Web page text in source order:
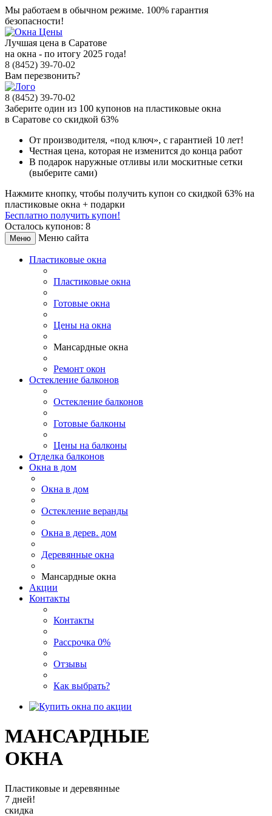
Мы работаем в обычном режиме. 100% гарантия
безопасности!
Лучшая цена в Саратове
на окна - по итогу 2025 года!
8 (8452) 39-70-02
Вам перезвонить?
8 (8452) 39-70-02
Заберите один из 100 купонов на пластиковые окна
в Саратове со скидкой 63%
От производителя, «под ключ», с гарантией 10 лет!
Честная цена, которая не изменится до конца работ
В подарок наружные отливы или москитные сетки
(выберите сами)
Нажмите кнопку, чтобы получить купон со скидкой 63% на
пластиковые окна + подарки
Бесплатно получить купон!
Осталось купонов: 8
Меню Меню сайта
Пластиковые окна
Пластиковые окна
Готовые окна
Цены на окна
Мансардные окна
Ремонт окон
Остекление балконов
Остекление балконов
Готовые балконы
Цены на балконы
Отделка балконов
Окна в дом
Окна в дом
Остекление веранды
Окна в дерев. дом
Деревянные окна
Мансардные окна
Акции
Контакты
Контакты
Рассрочка 0%
Отзывы
Как выбрать?
МАНСАРДНЫЕ
ОКНА
Пластиковые и деревянные
7 дней!
скидка